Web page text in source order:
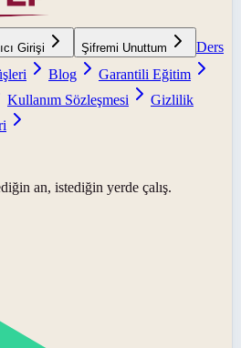
Girişi Şifremi Unuttum
Ders
Blog
Garantili Eğitim
Kullanım Sözleşmesi
Gizlilik
an, istediğin yerde çalış.